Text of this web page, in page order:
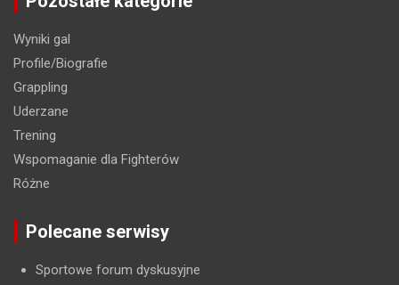
Wyniki gal
Profile/Biografie
Grappling
Uderzane
Trening
Wspomaganie dla Fighterów
Różne
Polecane serwisy
Sportowe forum dyskusyjne